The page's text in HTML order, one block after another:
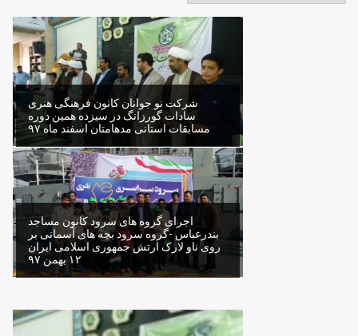
شرکت نو جوانان کانون فرهنگی هنری
سادات گورزانگ در سیزده همین دوره
مسابقات استانی مدهامتان اسفند ماه ۹۷
اجرای گروه های سرود کانون مساجد
بندرعباس -گروه سرود بچه های آسمانی بر
روی ناو لارک ارتش جمهوری اسلامی ایران
۱۲ بهمن ۹۷